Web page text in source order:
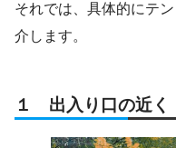
それでは、具体的にテ
介します。
１ 出入り口の近く